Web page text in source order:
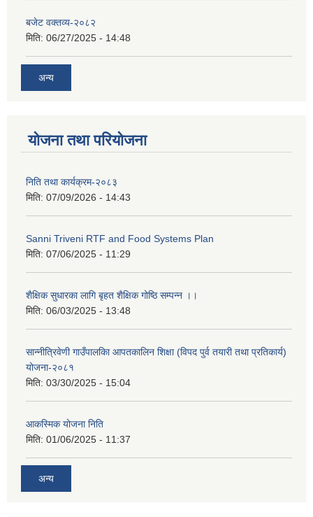
बजेट वक्तव्य-२०८२
मिति: 06/27/2025 - 14:48
अन्य
योजना तथा परियोजना
निति तथा कार्यक्रम-२०८३
मिति: 07/09/2026 - 14:43
Sanni Triveni RTF and Food Systems Plan
मिति: 07/06/2025 - 11:29
शैक्षिक सुधारका लागि बृहत शैक्षिक गोष्ठि सम्पन्न ।।
मिति: 06/03/2025 - 13:48
सान्नीत्रिवेणी गाउँपालकिा आपतकालिन शिक्षा (विपद पुर्व तयारी तथा प्रतिकार्य)
योजना-२०८१
मिति: 03/30/2025 - 15:04
आकस्मिक योजना निति
मिति: 01/06/2025 - 11:37
अन्य